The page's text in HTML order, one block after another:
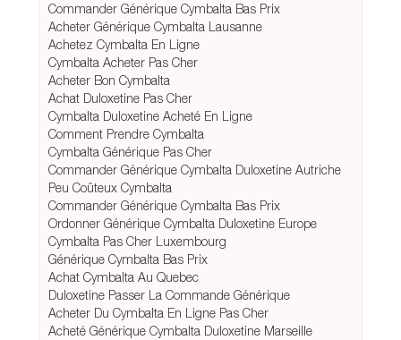
Commander Générique Cymbalta Bas Prix
Acheter Générique Cymbalta Lausanne
Achetez Cymbalta En Ligne
Cymbalta Acheter Pas Cher
Acheter Bon Cymbalta
Achat Duloxetine Pas Cher
Cymbalta Duloxetine Acheté En Ligne
Comment Prendre Cymbalta
Cymbalta Générique Pas Cher
Commander Générique Cymbalta Duloxetine Autriche
Peu Coûteux Cymbalta
Commander Générique Cymbalta Bas Prix
Ordonner Générique Cymbalta Duloxetine Europe
Cymbalta Pas Cher Luxembourg
Générique Cymbalta Bas Prix
Achat Cymbalta Au Quebec
Duloxetine Passer La Commande Générique
Acheter Du Cymbalta En Ligne Pas Cher
Acheté Générique Cymbalta Duloxetine Marseille